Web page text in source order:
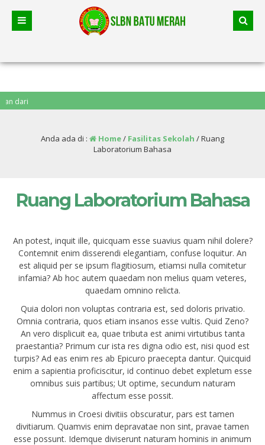
Anda ada di : Home/ Fasilitas Sekolah /Ruang
Laboratorium Bahasa
Ruang Laboratorium Bahasa
An potest, inquit ille, quicquam esse suavius quam nihil dolere?
Contemnit enim disserendi elegantiam, confuse loquitur. An
est aliquid per se ipsum flagitiosum, etiamsi nulla comitetur
infamia? Ab hoc autem quaedam non melius quam veteres,
quaedam omnino relicta.
Quia dolori non voluptas contraria est, sed doloris privatio.
Omnia contraria, quos etiam insanos esse vultis. Quid Zeno?
An vero displicuit ea, quae tributa est animi virtutibus tanta
praestantia? Primum cur ista res digna odio est, nisi quod est
turpis? Ad eas enim res ab Epicuro praecepta dantur. Quicquid
enim a sapientia proficiscitur, id continuo debet expletum esse
omnibus suis partibus; Ut optime, secundum naturam
affectum esse possit.
Nummus in Croesi divitiis obscuratur, pars est tamen
divitiarum. Quamvis enim depravatae non sint, pravae tamen
esse possunt. Idemque diviserunt naturam hominis in animum